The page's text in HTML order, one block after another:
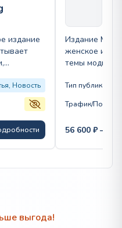
издание
Новость
Издание
женское
темы моды,
своим
Тип публикации:
Трафик/
56 600 ₽ –
выгода!